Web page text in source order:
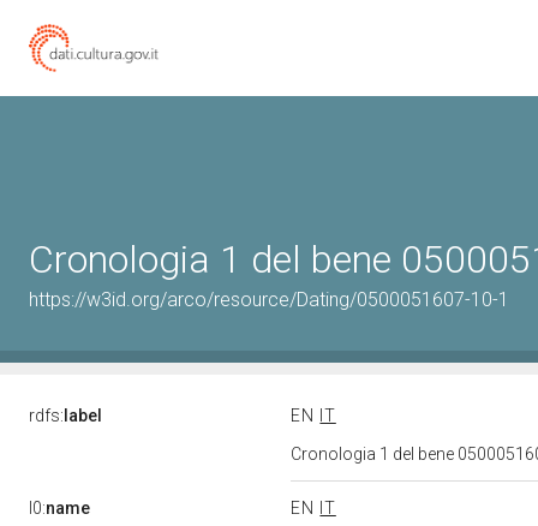
Cronologia 1 del bene
https://w3id.org/arco/resource/Dating/0500051607-10-1
rdfs: label EN
IT
Cronologia 1 del bene
l0:name EN
IT